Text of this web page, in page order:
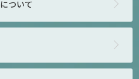
について